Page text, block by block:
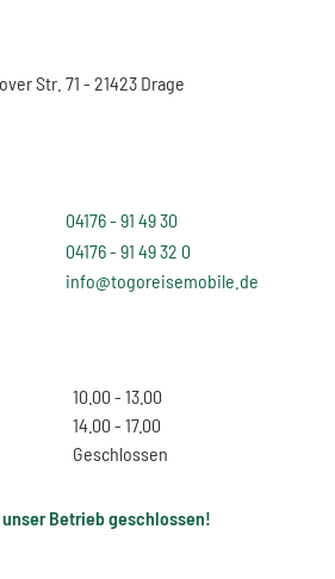
Str. 71 - 21423 Drage
04176 - 91 49 30
04176 - 91 49 32 0
info@togoreisemobile.de
10.00 - 13.00
14.00 - 17.00
Geschlossen
Betrieb geschlossen!